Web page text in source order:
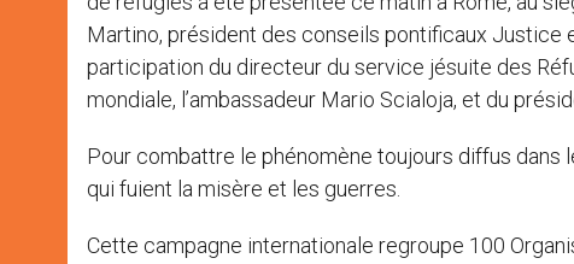
Martino, président des conseils pontificaux Justice
participation du directeur du service jésuite des
mondiale, l’ambassadeur Mario Scialoja, et du
Pour combattre le phénomène toujours diffus
qui fuient la misère et les guerres.
Cette campagne internationale regroupe 100